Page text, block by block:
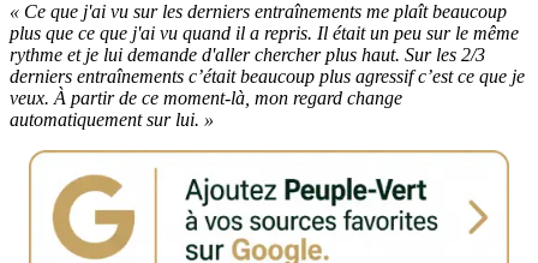
« Ce que j'ai vu sur les derniers entraînements me plaît beaucoup
plus que ce que j'ai vu quand il a repris. Il était un peu sur le même
rythme et je lui demande d'aller chercher plus haut. Sur les 2/3
derniers entraînements c’était beaucoup plus agressif c’est ce que je
veux. À partir de ce moment-là, mon regard change
automatiquement sur lui. »